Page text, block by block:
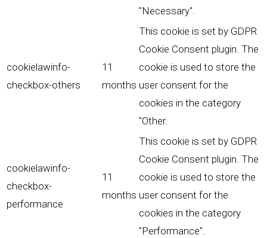
"Necessary".
cookielawinfo-
checkbox-others
11
months
This cookie is set by GDPR
Cookie Consent plugin. The
cookie is used to store the
user consent for the
cookies in the category
"Other.
cookielawinfo-
checkbox-
performance
11
months
This cookie is set by GDPR
Cookie Consent plugin. The
cookie is used to store the
user consent for the
cookies in the category
"Performance".